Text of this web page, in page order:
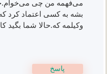
می‌فهمه من چی
بشه به کسی اعتماد کرد
وکیلمه که.حالا شما
پاسخ